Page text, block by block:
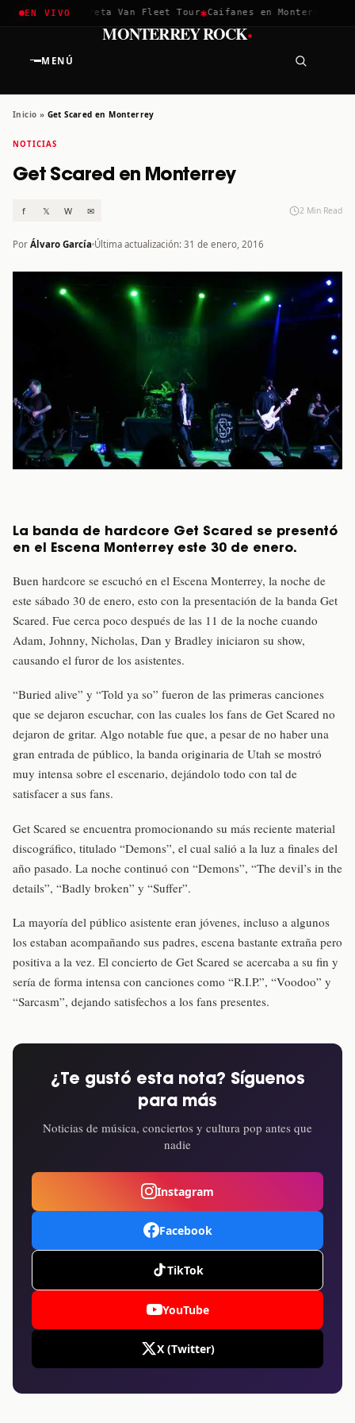
EN VIVO
2026✱Greta Van Fleet Tour✱Caifanes en Monterrey · 12
MENÚ
MONTERREY ROCK·
Inicio » Get Scared en Monterrey
NOTICIAS
Get Scared en Monterrey
f 𝕏 W ✉ 2 Min Read
Por Álvaro García Última actualización: 31 de enero, 2016
La banda de hardcore Get Scared se presentó
en el Escena Monterrey este 30 de enero.
Buen hardcore se escuchó en el Escena Monterrey, la noche de
este sábado 30 de enero, esto con la presentación de la banda Get
Scared. Fue cerca poco después de las 11 de la noche cuando
Adam, Johnny, Nicholas, Dan y Bradley iniciaron su show,
causando el furor de los asistentes.
“Buried alive” y “Told ya so” fueron de las primeras canciones
que se dejaron escuchar, con las cuales los fans de Get Scared no
dejaron de gritar. Algo notable fue que, a pesar de no haber una
gran entrada de público, la banda originaria de Utah se mostró
muy intensa sobre el escenario, dejándolo todo con tal de
satisfacer a sus fans.
Get Scared se encuentra promocionando su más reciente material
discográfico, titulado “Demons”, el cual salió a la luz a finales del
año pasado. La noche continuó con “Demons”, “The devil’s in the
details”, “Badly broken” y “Suffer”.
La mayoría del público asistente eran jóvenes, incluso a algunos
los estaban acompañando sus padres, escena bastante extraña pero
positiva a la vez. El concierto de Get Scared se acercaba a su fin y
sería de forma intensa con canciones como “R.I.P.”, “Voodoo” y
“Sarcasm”, dejando satisfechos a los fans presentes.
¿Te gustó esta nota? Síguenos
para más
Noticias de música, conciertos y cultura pop antes que
nadie
Instagram
Facebook
TikTok
YouTube
X (Twitter)